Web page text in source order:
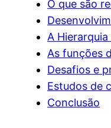
O que são
A
As funções
Desafios e
Estudos de
Conclusão